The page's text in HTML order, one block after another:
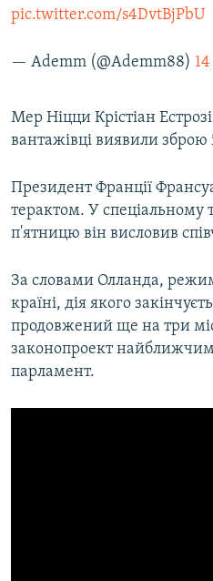
pic.twitter.com/s4DvtBjPbU
— Ademm (@Ademm88)
Мер Ніцци Крістіан
вантажівці виявили зброю
Президент Франції
терактом. У спеціальному
п'ятницю він висловив
За словами Олланда,
країні, дія якого
продовжений ще на три
законопроект
парламент.